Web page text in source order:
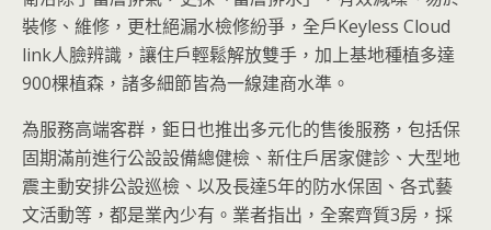
裝修、維修，更杜絕漏水檢修紛爭，全戶Keyless Cloud
link人臉辨識，讓住戶輕鬆解放雙手，加上基地種植多達
900棵植森，諸多細節皆為一線建商水準。
為服務高端客群，鉅日也推出多元化的售後服務，包括保
固期滿前進行公設設備總健檢、新住戶居家健診、大型地
震主動安排公設巡檢、以及長達5年的防水保固、各式藝
文活動等，都是業內少有。業者指出，全案齊質3房，採